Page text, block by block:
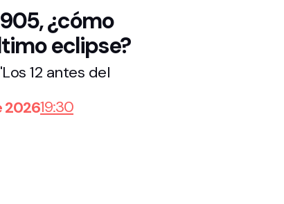
¿cómo
eclipse?
12 antes del
202619:30